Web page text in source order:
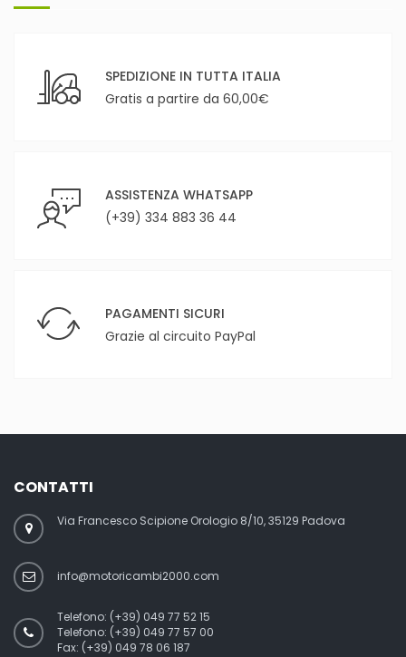
SPEDIZIONE IN TUTTA ITALIA
Gratis a partire da 60,00€
ASSISTENZA WHATSAPP
(+39) 334 883 36 44
PAGAMENTI SICURI
Grazie al circuito PayPal
CONTATTI
Via Francesco Scipione Orologio 8/10, 35129 Padova
info@motoricambi2000.com
Telefono: (+39) 049 77 52 15
Telefono: (+39) 049 77 57 00
Fax: (+39) 049 78 06 187